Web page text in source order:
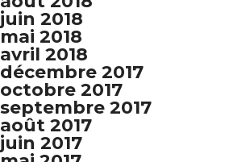
juin 2018
mai 2018
avril 2018
décembre 2017
octobre 2017
septembre 2017
août 2017
juin 2017